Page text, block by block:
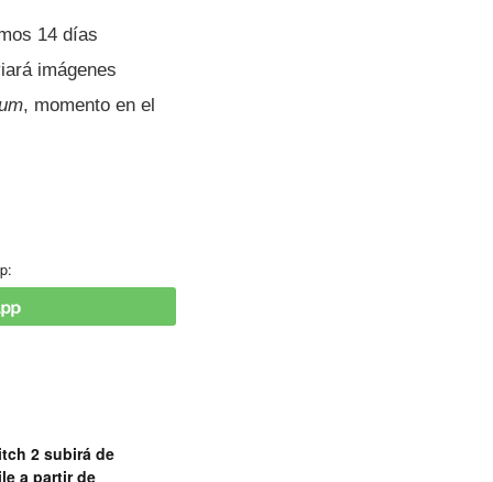
14 días
imágenes
, momento en el
2 subirá de
a partir de